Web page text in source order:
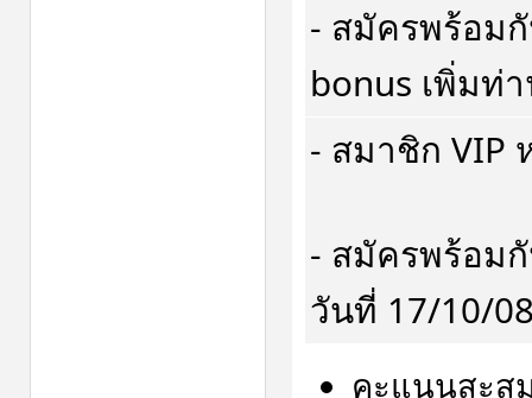
- สมัครพร้อม
bonus เพิ่มท่
- สมาชิก VIP
- สมัครพร้อม
วันที่ 17/10/
คะแนนสะส